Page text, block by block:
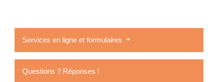
Services en ligne et formulaires
Questions ? Réponses !